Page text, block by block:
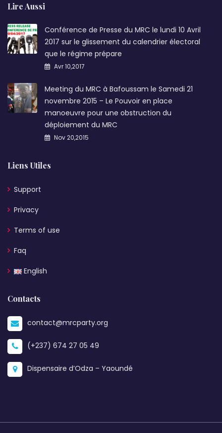
Lire Aussi
Conférence de Presse du MRC le lundi 10 Avril
2017 sur le glissement du calendrier électoral
que le régime prépare
Avr 10,2017
Meeting du MRC à Bafoussam le Samedi 21
novembre 2015 – Le Pouvoir en place
manoeuvre pour une obstruction du
déploiement du MRC
Nov 20,2015
Liens Utiles
Support
Privacy
Terms of use
Faq
English
Contacts
contact@mrcparty.org
(+237) 674 27 05 49
Dispensaire d’Odza – Yaoundé